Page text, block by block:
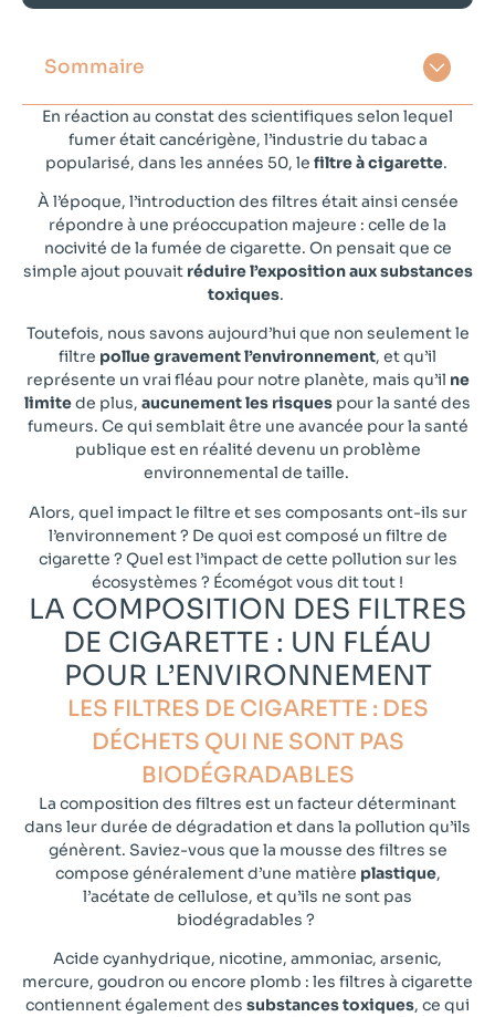
Sommaire
En réaction au constat des scientifiques selon lequel
fumer était cancérigène, l’industrie du tabac a
popularisé, dans les années 50, le filtre à cigarette.
À l’époque, l’introduction des filtres était ainsi censée
répondre à une préoccupation majeure : celle de la
nocivité de la fumée de cigarette. On pensait que ce
simple ajout pouvaitréduire l’exposition aux substances
toxiques.
Toutefois, nous savons aujourd’hui que non seulement le
filtre pollue gravement l’environnement, et qu’il
représente un vrai fléau pour notre planète, mais qu’il ne
limitede plus, aucunement les risques pour la santé des
fumeurs. Ce qui semblait être une avancée pour la santé
publique est en réalité devenu un problème
environnemental de taille.
Alors, quel impact le filtre et ses composants ont-ils sur
l’environnement ? De quoi est composé un filtre de
cigarette ? Quel est l’impact de cette pollution sur les
écosystèmes ? Écomégot vous dit tout !
LA COMPOSITION DES FILTRES
DE CIGARETTE : UN FLÉAU
POUR L’ENVIRONNEMENT​
LES FILTRES DE CIGARETTE : DES
DÉCHETS QUI NE SONT PAS
BIODÉGRADABLES​
La composition des filtres est un facteur déterminant
dans leur durée de dégradation et dans la pollution qu’ils
génèrent. Saviez-vous que la mousse des filtres se
compose généralement d’une matière plastique,
l’acétate de cellulose, et qu’ils ne sont pas
biodégradables ?
Acide cyanhydrique, nicotine, ammoniac, arsenic,
mercure, goudron ou encore plomb : les filtres à cigarette
contiennent également des substances toxiques, ce qui